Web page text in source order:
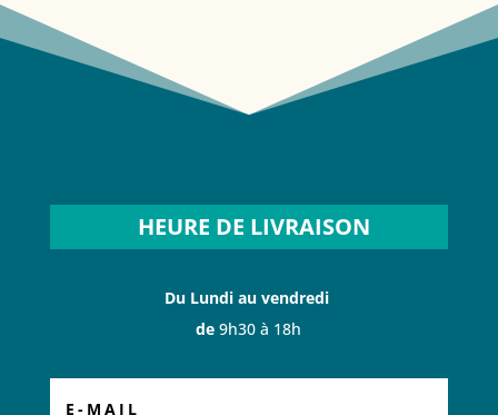
HEURE DE LIVRAISON
Du Lundi au vendredi
de 9h30 à 18h